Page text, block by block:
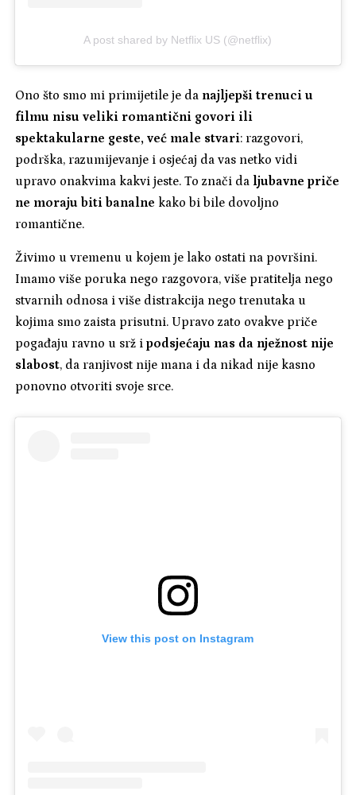
A post shared by Netflix US (@netflix)
Ono što smo mi primijetile je da najljepši trenuci u
filmu nisu veliki romantični govori ili
spektakularne geste, već male stvari: razgovori,
podrška, razumijevanje i osjećaj da vas netko vidi
upravo onakvima kakvi jeste. To znači da ljubavne priče
ne moraju biti banalne kako bi bile dovoljno
romantične.
Živimo u vremenu u kojem je lako ostati na površini.
Imamo više poruka nego razgovora, više pratitelja nego
stvarnih odnosa i više distrakcija nego trenutaka u
kojima smo zaista prisutni. Upravo zato ovakve priče
pogađaju ravno u srž ipodsjećaju nas da nježnost nije
slabost, da ranjivost nije mana i da nikad nije kasno
ponovno otvoriti svoje srce.
View this post on Instagram